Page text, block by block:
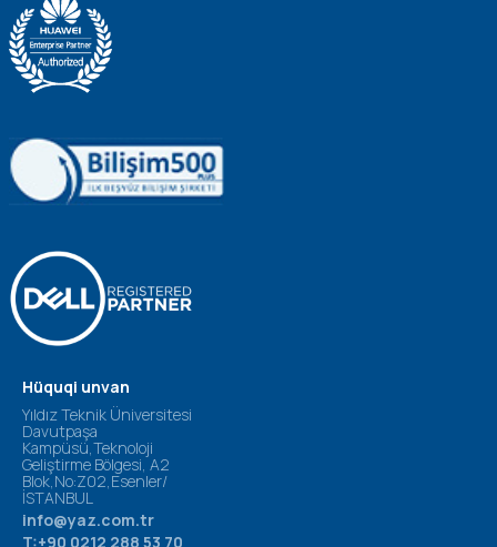
Hüquqi unvan
Yıldız Teknik Üniversitesi
Davutpaşa
Kampüsü,Teknoloji
Geliştirme Bölgesi, A2
Blok,No:Z02,Esenler/
İSTANBUL
info@yaz.com.tr
T:+90 0212 288 53 70